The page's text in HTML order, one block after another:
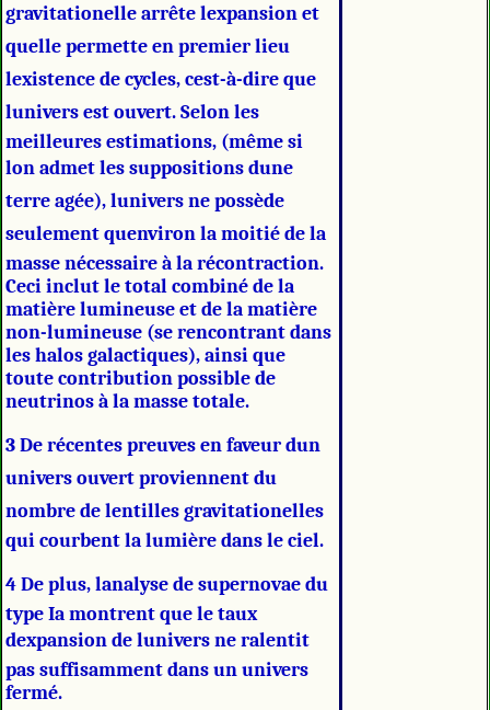
gravitationelle arrête lexpansion et
quelle permette en premier lieu
lexistence de cycles, cest-à-dire que
lunivers est ouvert. Selon les
meilleures estimations, (même si
lon admet les suppositions dune
terre agée), lunivers ne possède
seulement quenviron la moitié de la
masse nécessaire à la récontraction.
Ceci inclut le total combiné de la
matière lumineuse et de la matière
non-lumineuse (se rencontrant dans
les halos galactiques), ainsi que
toute contribution possible de
neutrinos à la masse totale.
3 De récentes preuves en faveur dun
univers ouvert proviennent du
nombre de lentilles gravitationelles
qui courbent la lumière dans le ciel.
4 De plus, lanalyse de supernovae du
type Ia montrent que le taux
dexpansion de lunivers ne ralentit
pas suffisamment dans un univers
fermé.